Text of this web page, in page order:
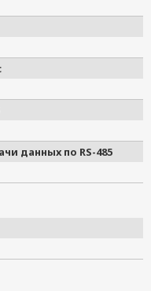
данных по RS-485